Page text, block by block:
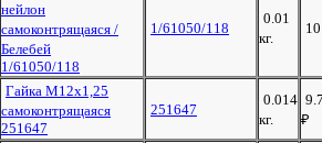
нейлон
самоконтрящаяся /
Белебей
1/61050/118
1/61050/118
0.01
кг.
Гайка М12х1,25
самоконтрящаяся
251647
251647
0.014
кг.
₽